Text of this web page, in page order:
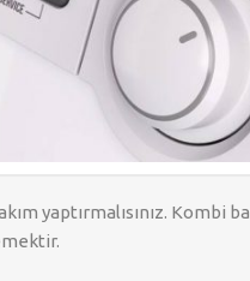
yaptırmalısınız. Kombi